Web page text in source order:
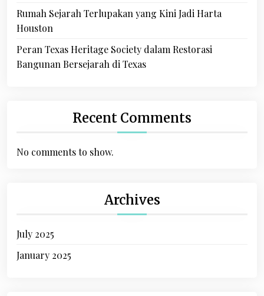
Rumah Sejarah Terlupakan yang Kini Jadi Harta
Houston
Peran Texas Heritage Society dalam Restorasi
Bangunan Bersejarah di Texas
Recent Comments
No comments to show.
Archives
July 2025
January 2025